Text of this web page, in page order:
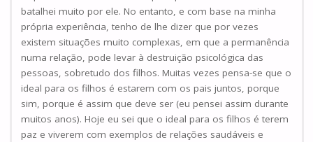
batalhei muito por ele. No entanto, e com base na minha
própria experiência, tenho de lhe dizer que por vezes
existem situações muito complexas, em que a permanência
numa relação, pode levar à destruição psicológica das
pessoas, sobretudo dos filhos. Muitas vezes pensa-se que o
ideal para os filhos é estarem com os pais juntos, porque
sim, porque é assim que deve ser (eu pensei assim durante
muitos anos). Hoje eu sei que o ideal para os filhos é terem
paz e viverem com exemplos de relações saudáveis e